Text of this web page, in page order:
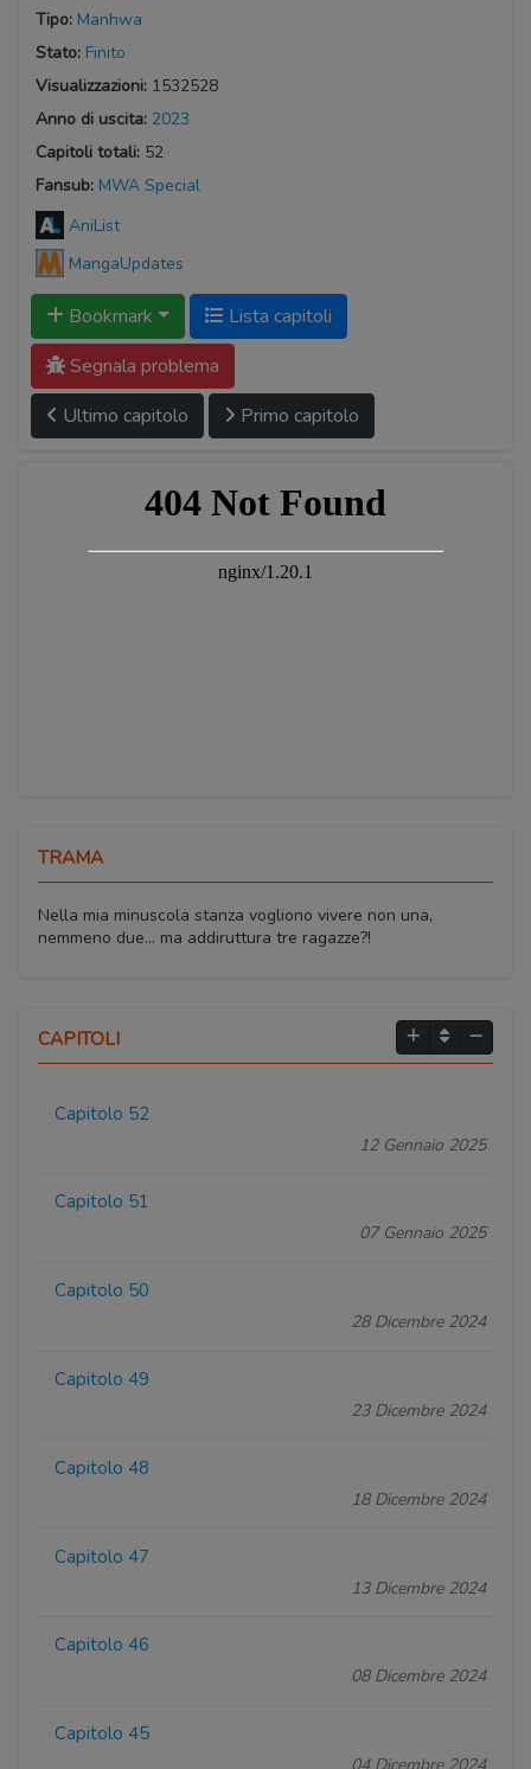
Tipo: Manhwa
Stato: Finito
Visualizzazioni: 1532528
Anno di uscita: 2023
Capitoli totali: 52
Fansub: MWA Special
AniList
MangaUpdates
Bookmark
Lista capitoli
Segnala problema
Ultimo capitolo
Primo capitolo
TRAMA
Nella mia minuscola stanza vogliono vivere non una,
nemmeno due... ma addiruttura tre ragazze?!
CAPITOLI
Capitolo 52
12 Gennaio 2025
Capitolo 51
07 Gennaio 2025
Capitolo 50
28 Dicembre 2024
Capitolo 49
23 Dicembre 2024
Capitolo 48
18 Dicembre 2024
Capitolo 47
13 Dicembre 2024
Capitolo 46
08 Dicembre 2024
Capitolo 45